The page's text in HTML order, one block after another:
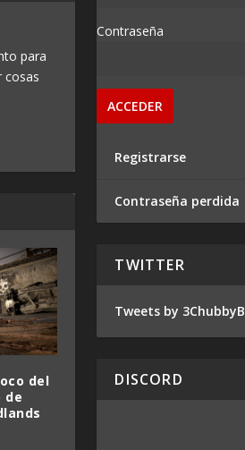
para
cosas
del
de
Contraseña
Registrarse
Contraseña perdida
TWITTER
Tweets by 3ChubbyB
DISCORD